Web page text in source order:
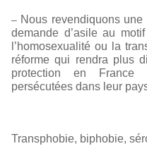
– Nous revendiquons
demande d’asile au
l’homosexualité ou la
réforme qui rendra plus
protection en France
persécutées dans leur
Transphobie, biphobie,